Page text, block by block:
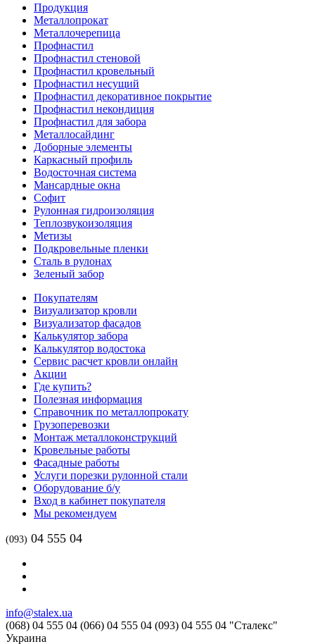
Продукция
Металлопрокат
Металлочерепица
Профнастил
Профнастил стеновой
Профнастил кровельный
Профнастил несущий
Профнастил декоративное покрытие
Профнастил некондиция
Профнастил для забора
Металлосайдинг
Доборные элементы
Каркасный профиль
Водосточная система
Мансардные окна
Софит
Рулонная гидроизоляция
Теплозвукоизоляция
Метизы
Подкровельные пленки
Сталь в рулонах
Зеленый забор
Покупателям
Визуализатор кровли
Визуализатор фасадов
Калькулятор забора
Калькулятор водостока
Сервис расчет кровли онлайн
Акции
Где купить?
Полезная информация
Справочник по металлопрокату
Грузоперевозки
Монтаж металлоконструкций
Кровельные работы
Фасадные работы
Услуги порезки рулонной стали
Оборудование б/у
Вход в кабинет покупателя
Мы рекомендуем
(093) 04 555 04
info@stalex.ua
(068) 04 555 04 (066) 04 555 04 (093) 04 555 04 "Сталекс"
Украина